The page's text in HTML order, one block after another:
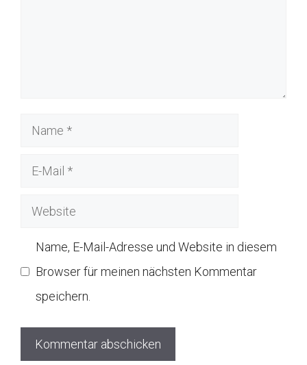
Name
Website
Name, E-Mail-Adresse und Website in diesem
Browser für meinen nächsten Kommentar
speichern.